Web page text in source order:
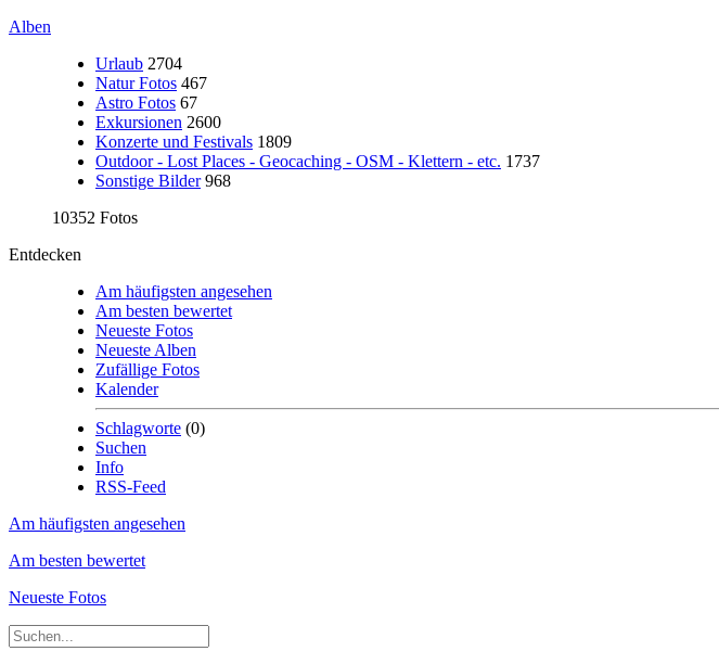
Alben
Urlaub 2704
Natur Fotos 467
Astro Fotos 67
Exkursionen 2600
Konzerte und Festivals 1809
Outdoor - Lost Places - Geocaching - OSM - Klettern - etc. 1737
Sonstige Bilder 968
10352 Fotos
Entdecken
Am häufigsten angesehen
Am besten bewertet
Neueste Fotos
Neueste Alben
Zufällige Fotos
Kalender
Schlagworte (0)
Suchen
Info
RSS-Feed
Am häufigsten angesehen
Am besten bewertet
Neueste Fotos